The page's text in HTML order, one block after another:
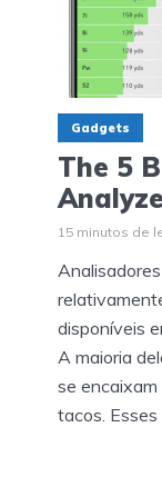
Gadgets
The 5
15 minutos de
disponíveis
A maioria
se
tacos. Esses